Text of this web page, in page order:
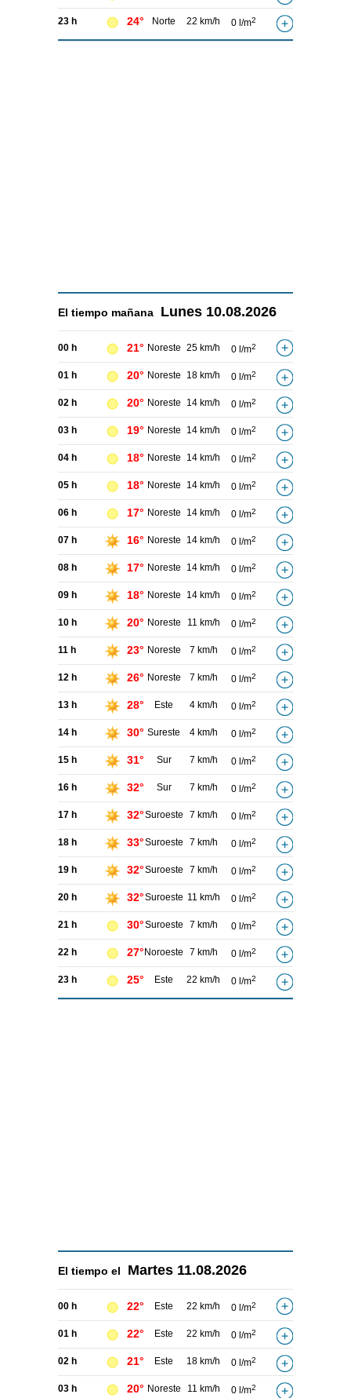
23 h 24° Norte 22 km/h 0 l/m2
El tiempo mañana Lunes 10.08.2026
00 h 21° Noreste 25 km/h 0 l/m2
01 h 20° Noreste 18 km/h 0 l/m2
02 h 20° Noreste 14 km/h 0 l/m2
03 h 19° Noreste 14 km/h 0 l/m2
04 h 18° Noreste 14 km/h 0 l/m2
05 h 18° Noreste 14 km/h 0 l/m2
06 h 17° Noreste 14 km/h 0 l/m2
07 h 16° Noreste 14 km/h 0 l/m2
08 h 17° Noreste 14 km/h 0 l/m2
09 h 18° Noreste 14 km/h 0 l/m2
10 h 20° Noreste 11 km/h 0 l/m2
11 h 23° Noreste 7 km/h 0 l/m2
12 h 26° Noreste 7 km/h 0 l/m2
13 h 28° Este 4 km/h 0 l/m2
14 h 30° Sureste 4 km/h 0 l/m2
15 h 31° Sur 7 km/h 0 l/m2
16 h 32° Sur 7 km/h 0 l/m2
17 h 32°Suroeste 7 km/h 0 l/m2
18 h 33°Suroeste 7 km/h 0 l/m2
19 h 32°Suroeste 7 km/h 0 l/m2
20 h 32°Suroeste 11 km/h 0 l/m2
21 h 30°Suroeste 7 km/h 0 l/m2
22 h 27° Noroeste 7 km/h 0 l/m2
23 h 25° Este 22 km/h 0 l/m2
El tiempo el Martes 11.08.2026
00 h 22° Este 22 km/h 0 l/m2
01 h 22° Este 22 km/h 0 l/m2
02 h 21° Este 18 km/h 0 l/m2
03 h 20° Noreste 11 km/h 0 l/m2